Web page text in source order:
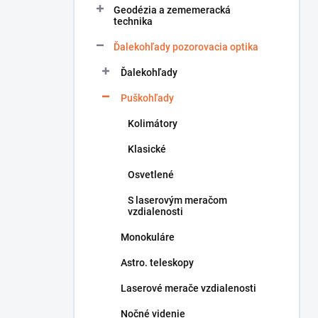
Geodézia a zememeracká
technika
Ďalekohľady pozorovacia optika
Ďalekohľady
Puškohľady
Kolimátory
Klasické
Osvetlené
S laserovým meračom
vzdialenosti
Monokuláre
Astro. teleskopy
Laserové merače vzdialenosti
Nočné videnie